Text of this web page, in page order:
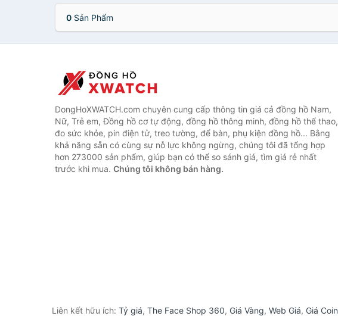
0 Sản Phẩm
DongHoXWATCH.com chuyên cung cấp thông tin giá cả đồng hồ Nam,
Nữ, Trẻ em, Đồng hồ cơ tự động, đồng hồ thông minh, đồng hồ thể thao,
đo sức khỏe, pin điện tử, treo tường, để bàn, phụ kiện đồng hồ... Bằng
khả năng sẵn có cùng sự nỗ lực không ngừng, chúng tôi đã tổng hợp
hơn 273000 sản phẩm, giúp bạn có thể so sánh giá, tìm giá rẻ nhất
trước khi mua. Chúng tôi không bán hàng.
Liên kết hữu ích: Tỷ giá, The Face Shop 360, Giá Vàng, Web Giá, Giá Coin